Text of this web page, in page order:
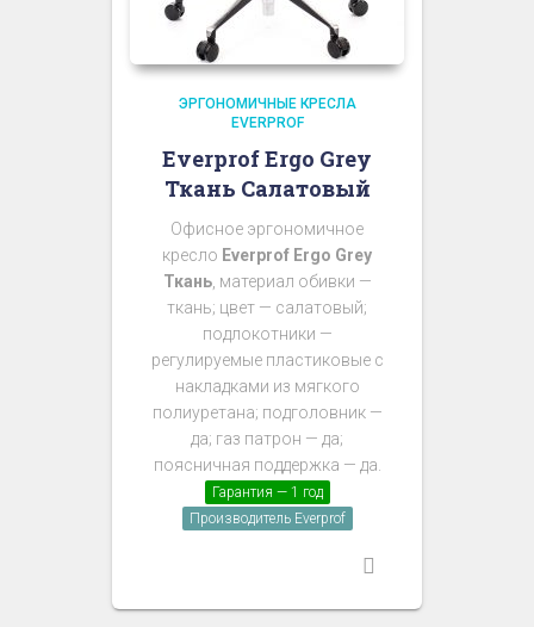
ЭРГОНОМИЧНЫЕ КРЕСЛА
EVERPROF
Everprof Ergo Grey
Ткань Салатовый
Офисное эргономичное
кресло Everprof Ergo Grey
Ткань, материал обивки —
ткань; цвет — салатовый;
подлокотники —
регулируемые пластиковые с
накладками из мягкого
полиуретана; подголовник —
да; газ патрон — да;
поясничная поддержка — да.
Гарантия — 1 год
Производитель Everprof